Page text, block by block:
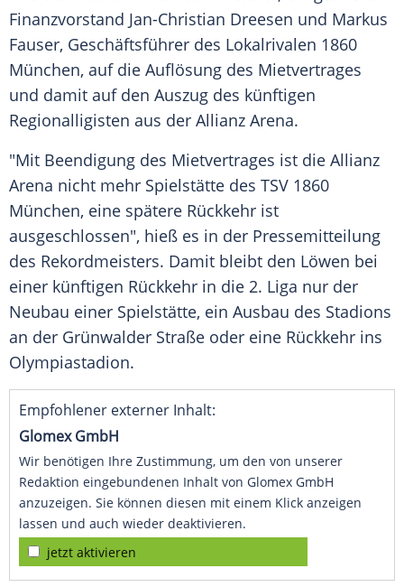
Finanzvorstand Jan-Christian Dreesen und Markus
Fauser, Geschäftsführer des Lokalrivalen 1860
München, auf die Auflösung des Mietvertrages
und damit auf den Auszug des künftigen
Regionalligisten aus der Allianz Arena.
"Mit Beendigung des Mietvertrages ist die Allianz
Arena nicht mehr Spielstätte des TSV 1860
München, eine spätere Rückkehr ist
ausgeschlossen", hieß es in der Pressemitteilung
des Rekordmeisters. Damit bleibt den Löwen bei
einer künftigen Rückkehr in die 2. Liga nur der
Neubau einer Spielstätte, ein Ausbau des Stadions
an der Grünwalder Straße oder eine Rückkehr ins
Olympiastadion.
Empfohlener externer Inhalt:
Glomex GmbH
Wir benötigen Ihre Zustimmung, um den von unserer
Redaktion eingebundenen Inhalt von Glomex GmbH
anzuzeigen. Sie können diesen mit einem Klick anzeigen
lassen und auch wieder deaktivieren.
jetzt aktivieren